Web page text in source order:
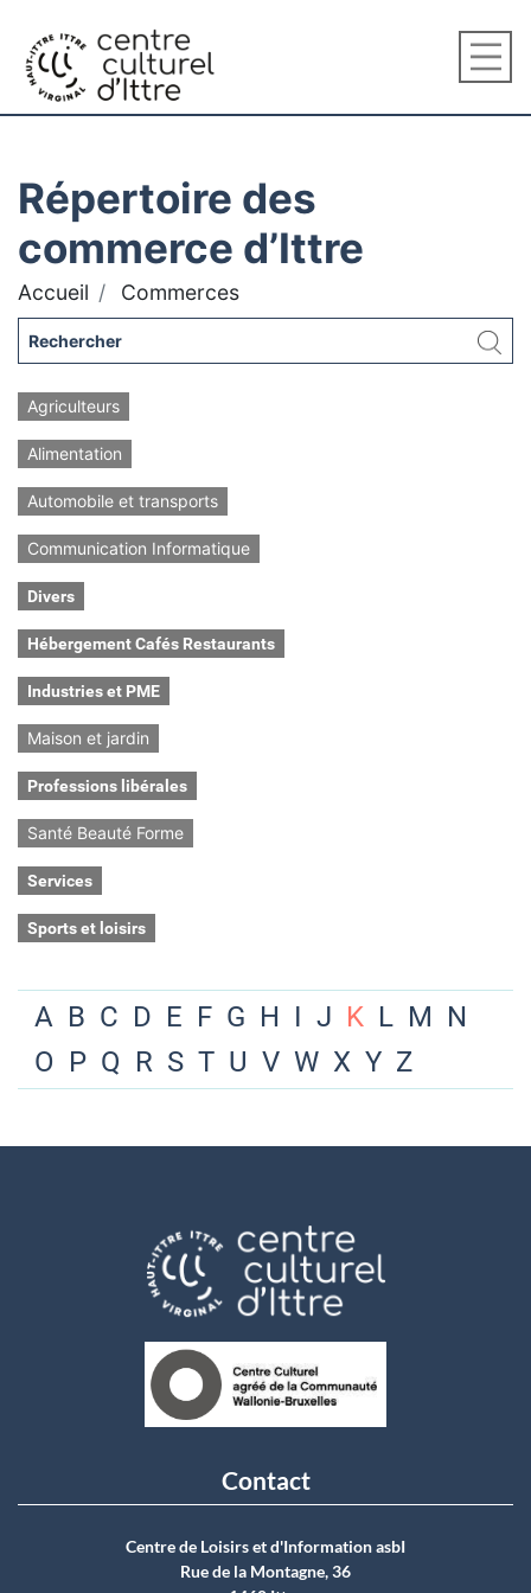
Répertoire des
commerce d’Ittre
Accueil Commerces
Agriculteurs
Alimentation
Automobile et transports
Communication Informatique
Divers
Hébergement Cafés Restaurants
Industries et PME
Maison et jardin
Professions libérales
Santé Beauté Forme
Services
Sports et loisirs
A B C D E F G H I J K L M N
O P Q R S T U V W X Y Z
Contact
Centre de Loisirs et d'Information asbI
Rue de la Montagne, 36